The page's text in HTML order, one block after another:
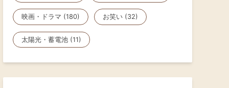
映画・ドラマ (180) お笑い (32)
太陽光・蓄電池 (11)